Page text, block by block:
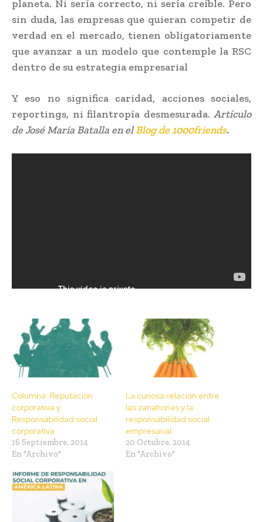
planeta. Ni sería correcto, ni sería creíble. Pero
sin duda, las empresas que quieran competir de
verdad en el mercado, tienen obligatoriamente
que avanzar a un modelo que contemple la RSC
dentro de su estrategia empresarial
Y eso no significa caridad, acciones sociales,
reportings, ni filantropía desmesurada. Artículo
de José María Batalla en elBlog de 1000friends.
Columna: Reputación
corporativa y
Responsabilidad social
corporativa
16 Septiembre, 2014
En "Archivo"
La curiosa relación entre
las zanahorias y la
responsabilidad social
empresarial.
20 Octubre, 2014
En "Archivo"